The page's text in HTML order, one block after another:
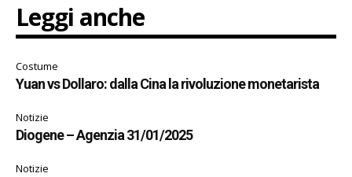
Leggi anche
Costume
Yuan vs Dollaro: dalla Cina la rivoluzione monetarista
Notizie
Diogene – Agenzia 31/01/2025
Notizie